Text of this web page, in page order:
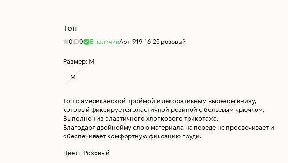
Топ
0 0 В наличииАрт. 919-16-25 розовый
Размер: M
M
Топ с американской проймой и декоративным вырезом внизу,
который фиксируется эластичной резиной с бельевым крючком.
Выполнен из эластичного хлопкового трикотажа.
Благодаря двойнойму слою материала на переде не просвечивает и
обеспечивает комфортную фиксацию груди.
Цвет: Розовый